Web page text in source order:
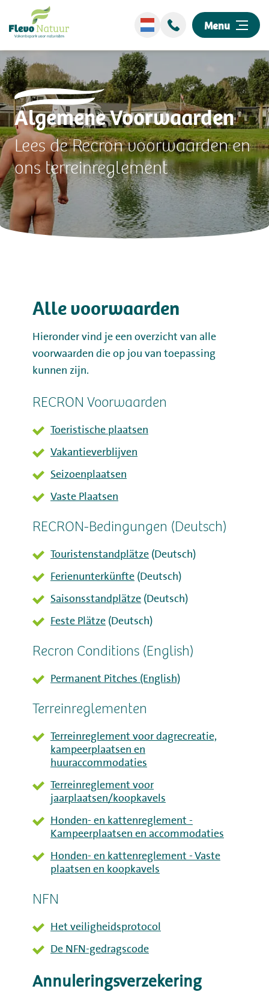
Menu
Wellness
Overnachten
Ontdek ons park
Events
Omgeving
Huren
Wellness
+31 (0) 36 - 522 8880
Gastinformatie
Mijn Flevo Natuur
Algemene Voorwaarden
Lees de Recron voorwaarden en
ons terreinreglement
Alle voorwaarden
Hieronder vind je een overzicht van alle
voorwaarden die op jou van toepassing
kunnen zijn.
RECRON Voorwaarden
Toeristische plaatsen
Vakantieverblijven
Seizoenplaatsen
Vaste Plaatsen
RECRON-Bedingungen (Deutsch)
Touristenstandplätze (Deutsch)
Ferienunterkünfte (Deutsch)
Saisonsstandplätze (Deutsch)
Feste Plätze (Deutsch)
Recron Conditions (English)
Permanent Pitches (English)
Terreinreglementen
Terreinreglement voor dagrecreatie,
kampeerplaatsen en
huuraccommodaties
Terreinreglement voor
jaarplaatsen/koopkavels
Honden- en kattenreglement -
Kampeerplaatsen en accommodaties
Honden- en kattenreglement - Vaste
plaatsen en koopkavels
NFN
Het veiligheidsprotocol
De NFN-gedragscode
Annuleringsverzekering